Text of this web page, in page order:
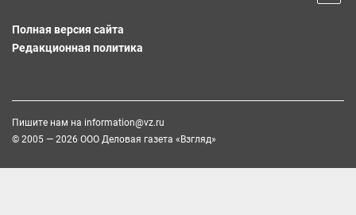
Полная версия сайта
Редакционная политика
Пишите нам на information@vz.ru
© 2005 — 2026 ООО Деловая газета «Взгляд»